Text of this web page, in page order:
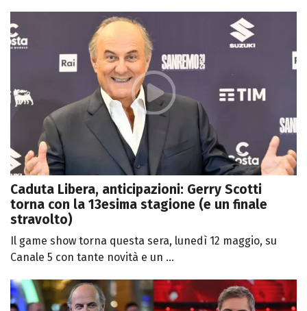
Caduta Libera, anticipazioni: Gerry Scotti
torna con la 13esima stagione (e un finale
stravolto)
Il game show torna questa sera, lunedì 12 maggio, su
Canale 5 con tante novità e un ...